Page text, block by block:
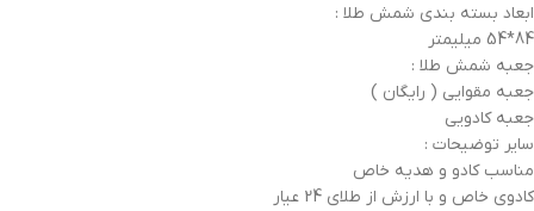
ابعاد بسته بندی شمش طلا :
84*54 میلیمتر
جعبه شمش طلا :
جعبه مقوایی ( رایگان )
جعبه کادویی
سایر توضیحات :
مناسب کادو و هدیه خاص
کادوی خاص و با ارزش از طلای 24 عیار